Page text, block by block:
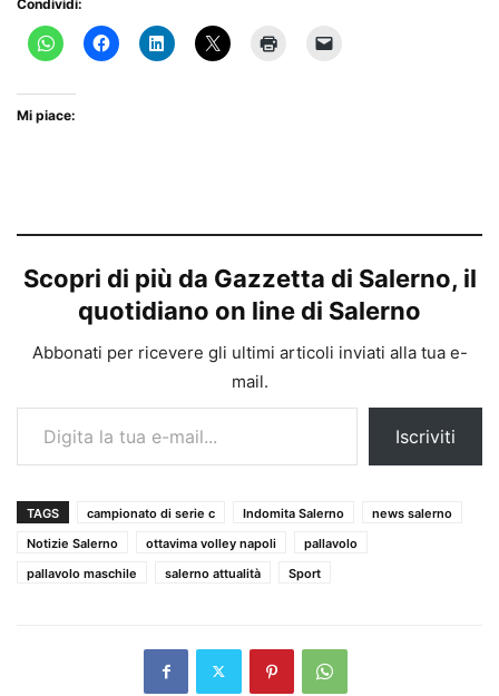
Condividi:
Mi piace:
Scopri di più da Gazzetta di Salerno, il
quotidiano on line di Salerno
Abbonati per ricevere gli ultimi articoli inviati alla tua e-
mail.
Digita la tua e-mail...
Iscriviti
TAGS campionato di serie c Indomita Salerno
news salerno
Notizie Salerno
ottavima volley napoli
pallavolo
pallavolo maschile
salerno attualità Sport